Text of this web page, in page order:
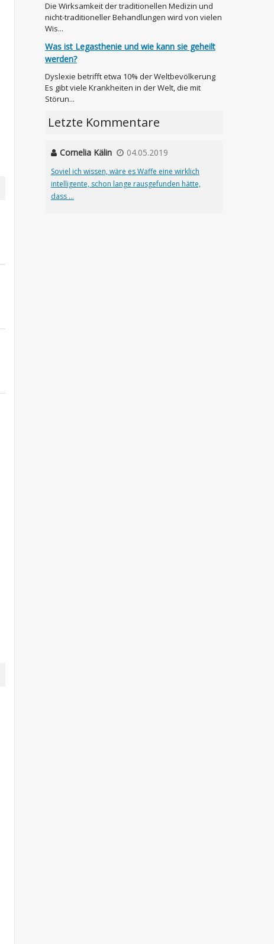
Die Wirksamkeit der traditionellen Medizin und
nicht-traditioneller Behandlungen wird von vielen
Wis...
Was ist Legasthenie und wie kann sie geheilt
werden?
Dyslexie betrifft etwa 10% der Weltbevölkerung
Es gibt viele Krankheiten in der Welt, die mit
Störun...
Letzte Kommentare
Cornelia Kälin 04.05.2019
Soviel ich wissen, wäre es Waffe eine wirklich
intelligente, schon lange rausgefunden hätte,
dass ...